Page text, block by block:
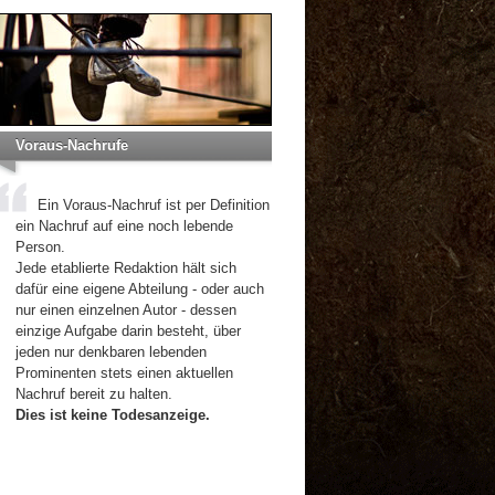
Voraus-Nachrufe
Ein Voraus-Nachruf ist per Definition
ein Nachruf auf eine noch lebende
Person.
Jede etablierte Redaktion hält sich
dafür eine eigene Abteilung - oder auch
nur einen einzelnen Autor - dessen
einzige Aufgabe darin besteht, über
jeden nur denkbaren lebenden
Prominenten stets einen aktuellen
Nachruf bereit zu halten.
Dies ist keine Todesanzeige.